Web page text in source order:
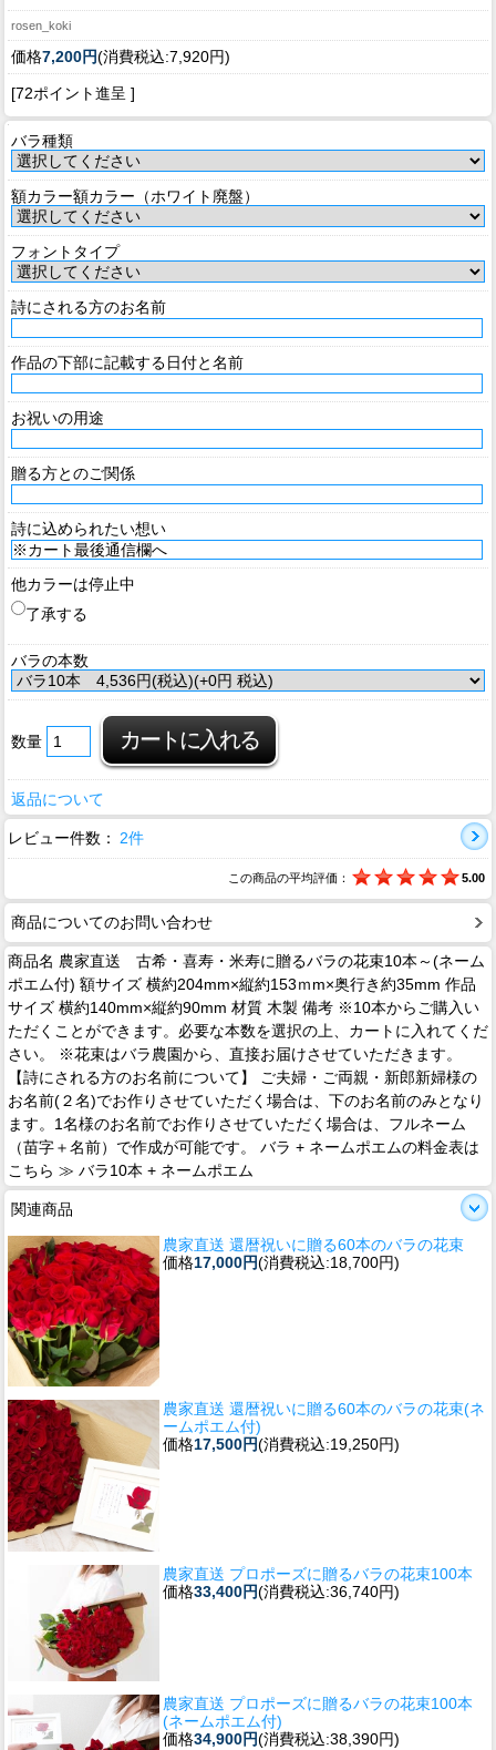
rosen_koki
価格7,200円(消費税込:7,920円)
[72ポイント進呈 ]
バラ種類
額カラー額カラー（ホワイト廃盤）
フォントタイプ
詩にされる方のお名前
作品の下部に記載する日付と名前
お祝いの用途
贈る方とのご関係
詩に込められたい想い
他カラーは停止中
了承する
バラの本数
数量
返品について
レビュー件数： 2件
この商品の平均評価： 5.00
商品についてのお問い合わせ
商品名 農家直送 古希・喜寿・米寿に贈るバラの花束10本～(ネーム
ポエム付) 額サイズ 横約204mm×縦約153ｍm×奥行き約35mm 作品
サイズ 横約140mm×縦約90mm 材質 木製 備考 ※10本からご購入い
ただくことができます。必要な本数を選択の上、カートに入れてくだ
さい。 ※花束はバラ農園から、直接お届けさせていただきます。
【詩にされる方のお名前について】 ご夫婦・ご両親・新郎新婦様の
お名前(２名)でお作りさせていただく場合は、下のお名前のみとなり
ます。1名様のお名前でお作りさせていただく場合は、フルネーム
（苗字＋名前）で作成が可能です。 バラ + ネームポエムの料金表は
こちら ≫ バラ10本 + ネームポエム
関連商品
農家直送 還暦祝いに贈る60本のバラの花束
価格17,000円(消費税込:18,700円)
農家直送 還暦祝いに贈る60本のバラの花束(ネ
ームポエム付)
価格17,500円(消費税込:19,250円)
農家直送 プロポーズに贈るバラの花束100本
価格33,400円(消費税込:36,740円)
農家直送 プロポーズに贈るバラの花束100本
(ネームポエム付)
価格34,900円(消費税込:38,390円)